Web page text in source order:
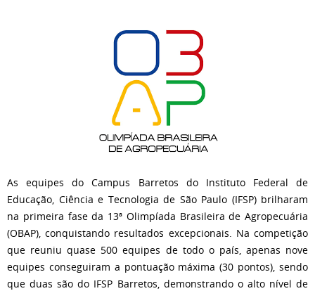
As equipes do Campus Barretos do Instituto Federal de
Educação, Ciência e Tecnologia de São Paulo (IFSP) brilharam
na primeira fase da 13ª Olimpíada Brasileira de Agropecuária
(OBAP), conquistando resultados excepcionais. Na competição
que reuniu quase 500 equipes de todo o país, apenas nove
equipes conseguiram a pontuação máxima (30 pontos), sendo
que duas são do IFSP Barretos, demonstrando o alto nível de